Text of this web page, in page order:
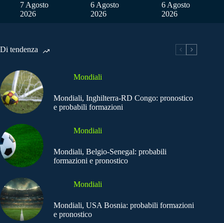
7 Agosto
2026
6 Agosto
2026
6 Agosto
2026
Di tendenza
Mondiali
Mondiali, Inghilterra-RD Congo: pronostico
e probabili formazioni
Mondiali
Mondiali, Belgio-Senegal: probabili
formazioni e pronostico
Mondiali
Mondiali, USA Bosnia: probabili formazioni
e pronostico